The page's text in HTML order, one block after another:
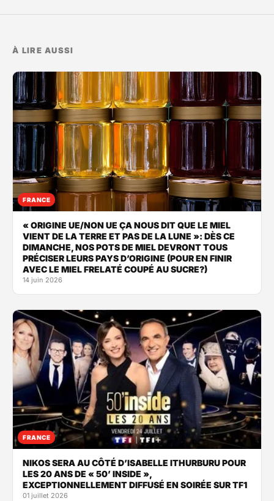
À LIRE AUSSI
FRANCE
« ORIGINE UE/NON UE ÇA NOUS DIT QUE LE MIEL
VIENT DE LA TERRE ET PAS DE LA LUNE »: DÈS CE
DIMANCHE, NOS POTS DE MIEL DEVRONT TOUS
PRÉCISER LEURS PAYS D’ORIGINE (POUR EN FINIR
AVEC LE MIEL FRELATÉ COUPÉ AU SUCRE?)
14 juin 2026
FRANCE
NIKOS SERA AU CÔTÉ D’ISABELLE ITHURBURU POUR
LES 20 ANS DE « 50’ INSIDE »,
EXCEPTIONNELLEMENT DIFFUSÉ EN SOIRÉE SUR TF1
01 juillet 2026